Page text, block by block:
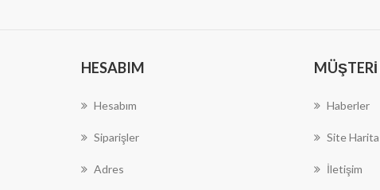
HESABIM
Hesabım
Siparişler
Adres
Haberler
Site
İletişim